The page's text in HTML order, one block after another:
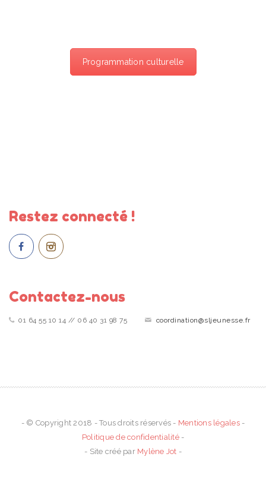
Programmation culturelle
Restez connecté !
Contactez-nous
01 64 55 10 14 // 06 40 31 98 75 coordination@sljeunesse.fr
- © Copyright 2018 - Tous droits réservés - Mentions légales-
Politique de confidentialité-
- Site créé par Mylène Jot -